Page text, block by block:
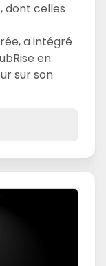
dont celles
a intégré
en
sur son